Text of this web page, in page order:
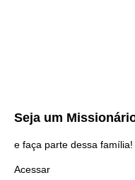
Seja um
e faça parte dessa família!
Acessar